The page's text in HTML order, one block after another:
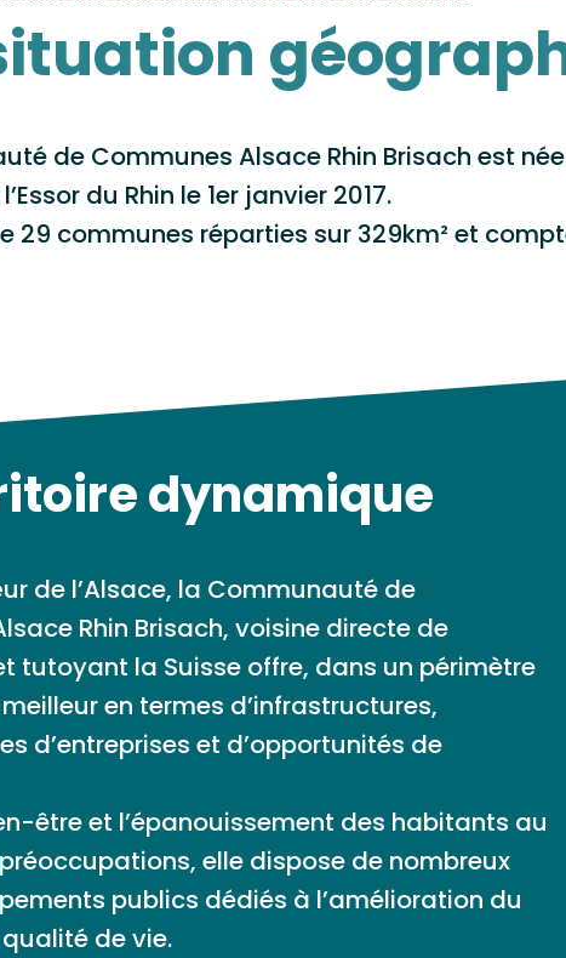
de Communes Alsace Rhin Brisach est
du Rhin le 1er janvier 2017.
29 communes réparties sur 329km² et
dynamique
de l’Alsace, la Communauté de
Rhin Brisach, voisine directe de
tutoyant la Suisse offre, dans un périmètre
en termes d’infrastructures,
d’entreprises et d’opportunités de
être et l’épanouissement des habitants au
elle dispose de nombreux
publics dédiés à l’amélioration du
de vie.